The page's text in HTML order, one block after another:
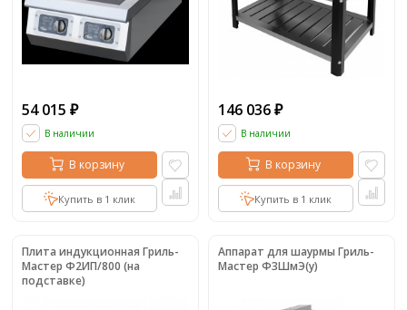
54 015 ₽
В наличии
В корзину
Купить в 1 клик
146 036 ₽
В наличии
В корзину
Купить в 1 клик
Плита индукционная Гриль-
Мастер Ф2ИП/800 (на
подставке)
Аппарат для шаурмы Гриль-
Мастер Ф3ШмЭ(у)